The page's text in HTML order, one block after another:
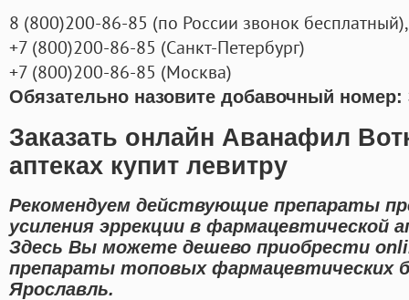
8 (800)200-86-85 (по России звонок бесплатный),
+7 (800)200-86-85 (Санкт-Петербург)
+7 (800)200-86-85 (Москва)
Обязательно назовите добавочный номер:
Заказать онлайн Аванафил
аптеках купит левитру
Рекомендуем действующие препараты
усиления эррекции в фармацевтической
Здесь Вы можете дешево приобрести
препараты топовых фармацевтических
Ярославль.